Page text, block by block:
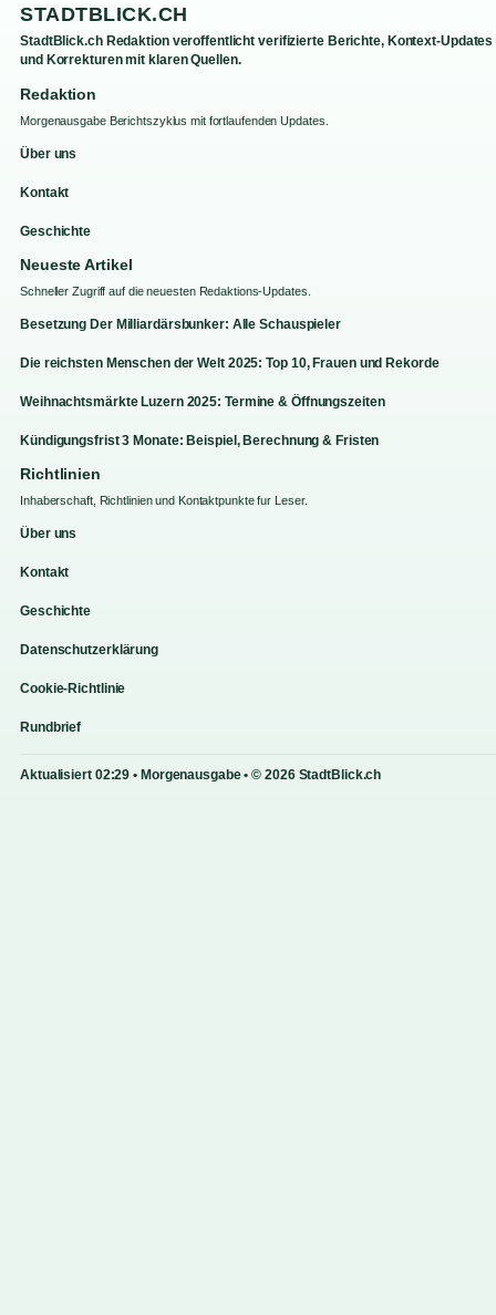
STADTBLICK.CH
StadtBlick.ch Redaktion veroffentlicht verifizierte Berichte, Kontext-Updates
und Korrekturen mit klaren Quellen.
Redaktion
Morgenausgabe Berichtszyklus mit fortlaufenden Updates.
Über uns
Kontakt
Geschichte
Neueste Artikel
Schneller Zugriff auf die neuesten Redaktions-Updates.
Besetzung Der Milliardärsbunker: Alle Schauspieler
Die reichsten Menschen der Welt 2025: Top 10, Frauen und Rekorde
Weihnachtsmärkte Luzern 2025: Termine & Öffnungszeiten
Kündigungsfrist 3 Monate: Beispiel, Berechnung & Fristen
Richtlinien
Inhaberschaft, Richtlinien und Kontaktpunkte fur Leser.
Über uns
Kontakt
Geschichte
Datenschutzerklärung
Cookie-Richtlinie
Rundbrief
Aktualisiert 02:29 • Morgenausgabe • © 2026 StadtBlick.ch